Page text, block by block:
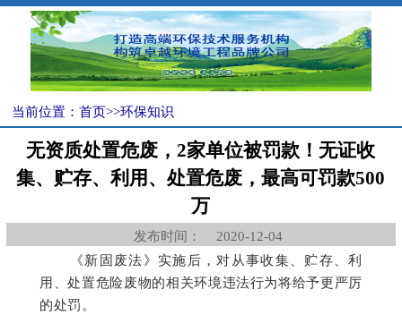
当前位置：首页>>环保知识
无资质处置危废，2家单位被罚款！无证收
集、贮存、利用、处置危废，最高可罚款500
万
发布时间： 2020-12-04
《新固废法》实施后，对从事收集、贮存、利
用、处置危险废物的相关环境违法行为将给予更严厉
的处罚。